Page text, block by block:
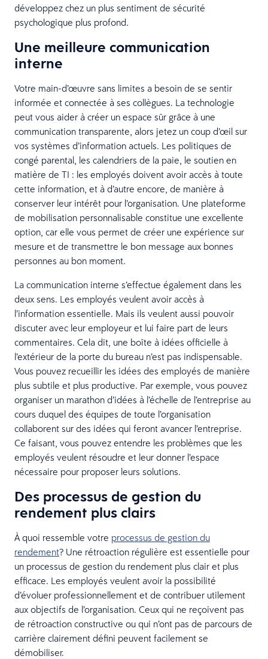
développez chez un plus sentiment de sécurité
psychologique plus profond.
Une meilleure communication
interne
Votre main-d’œuvre sans limites a besoin de se sentir
informée et connectée à ses collègues. La technologie
peut vous aider à créer un espace sûr grâce à une
communication transparente, alors jetez un coup d’œil sur
vos systèmes d’information actuels. Les politiques de
congé parental, les calendriers de la paie, le soutien en
matière de TI : les employés doivent avoir accès à toute
cette information, et à d’autre encore, de manière à
conserver leur intérêt pour l’organisation. Une plateforme
de mobilisation personnalisable constitue une excellente
option, car elle vous permet de créer une expérience sur
mesure et de transmettre le bon message aux bonnes
personnes au bon moment.
La communication interne s’effectue également dans les
deux sens. Les employés veulent avoir accès à
l’information essentielle. Mais ils veulent aussi pouvoir
discuter avec leur employeur et lui faire part de leurs
commentaires. Cela dit, une boîte à idées officielle à
l’extérieur de la porte du bureau n’est pas indispensable.
Vous pouvez recueillir les idées des employés de manière
plus subtile et plus productive. Par exemple, vous pouvez
organiser un marathon d’idées à l’échelle de l’entreprise au
cours duquel des équipes de toute l’organisation
collaborent sur des idées qui feront avancer l’entreprise.
Ce faisant, vous pouvez entendre les problèmes que les
employés veulent résoudre et leur donner l’espace
nécessaire pour proposer leurs solutions.
Des processus de gestion du
rendement plus clairs
À quoi ressemble votre processus de gestion du
rendement? Une rétroaction régulière est essentielle pour
un processus de gestion du rendement plus clair et plus
efficace. Les employés veulent avoir la possibilité
d’évoluer professionnellement et de contribuer utilement
aux objectifs de l’organisation. Ceux qui ne reçoivent pas
de rétroaction constructive ou qui n’ont pas de parcours de
carrière clairement défini peuvent facilement se
démobiliser.